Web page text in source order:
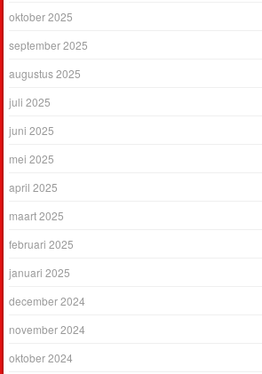
oktober 2025
september 2025
augustus 2025
juli 2025
juni 2025
mei 2025
april 2025
maart 2025
februari 2025
januari 2025
december 2024
november 2024
oktober 2024